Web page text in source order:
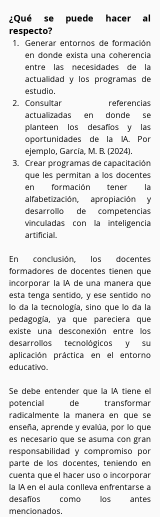
¿Qué se puede hacer al
respecto?
Generar entornos de formación
en donde exista una coherencia
entre las necesidades de la
actualidad y los programas de
estudio.
Consultar referencias
actualizadas en donde se
planteen los desafíos y las
oportunidades de la IA. Por
ejemplo, García, M. B. (2024).
Crear programas de capacitación
que les permitan a los docentes
en formación tener la
alfabetización, apropiación y
desarrollo de competencias
vinculadas con la inteligencia
artificial.
En conclusión, los docentes
formadores de docentes tienen que
incorporar la IA de una manera que
esta tenga sentido, y ese sentido no
lo da la tecnología, sino que lo da la
pedagogía, ya que pareciera que
existe una desconexión entre los
desarrollos tecnológicos y su
aplicación práctica en el entorno
educativo.
Se debe entender que la IA tiene el
potencial de transformar
radicalmente la manera en que se
enseña, aprende y evalúa, por lo que
es necesario que se asuma con gran
responsabilidad y compromiso por
parte de los docentes, teniendo en
cuenta que el hacer uso o incorporar
la IA en el aula conlleva enfrentarse a
desafíos como los antes
mencionados.